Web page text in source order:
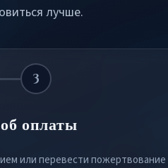
лучше.
3
оплаты
или перевести пожертвование